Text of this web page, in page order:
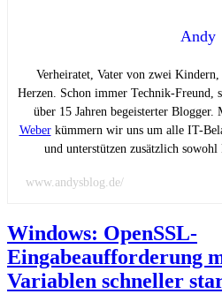
Andy
Verheiratet, Vater von zwei
Herzen. Schon immer Technik-Freund,
über 15 Jahren begeisterter
Weberkümmern wir uns um alle IT-
und unterstützen zusätzlich
www.andysblog.de/
Windows: OpenSSL-
Eingabeaufforderung
Variablen schneller